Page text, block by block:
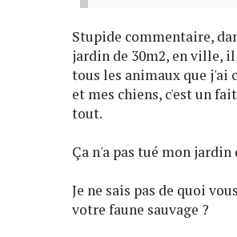
Stupide commentaire,
jardin de 30m2, en ville,
tous les animaux que j'ai
et mes chiens, c'est un
tout.
Ça n'a pas tué mon jardin
Je ne sais pas de quoi
votre faune sauvage ?